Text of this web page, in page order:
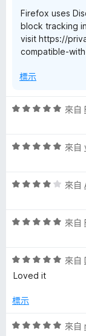
Firefox uses
block tracking
visit https://
compatible-
標示
評
分
分
來自
評
分
分
來自
評
分
分
5
來自
評
分
，
分
分
來自
評
價
分
滿
來自
Loved it
標示
評
來自